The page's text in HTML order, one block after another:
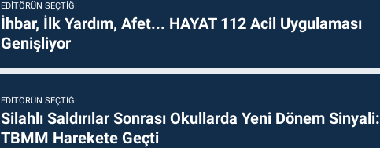
EDITÖRÜN SEÇTIĞI
İhbar, İlk Yardım, Afet... HAYAT 112 Acil Uygulaması
Genişliyor
EDITÖRÜN SEÇTIĞI
Silahlı Saldırılar Sonrası Okullarda Yeni Dönem Sinyali:
TBMM Harekete Geçti